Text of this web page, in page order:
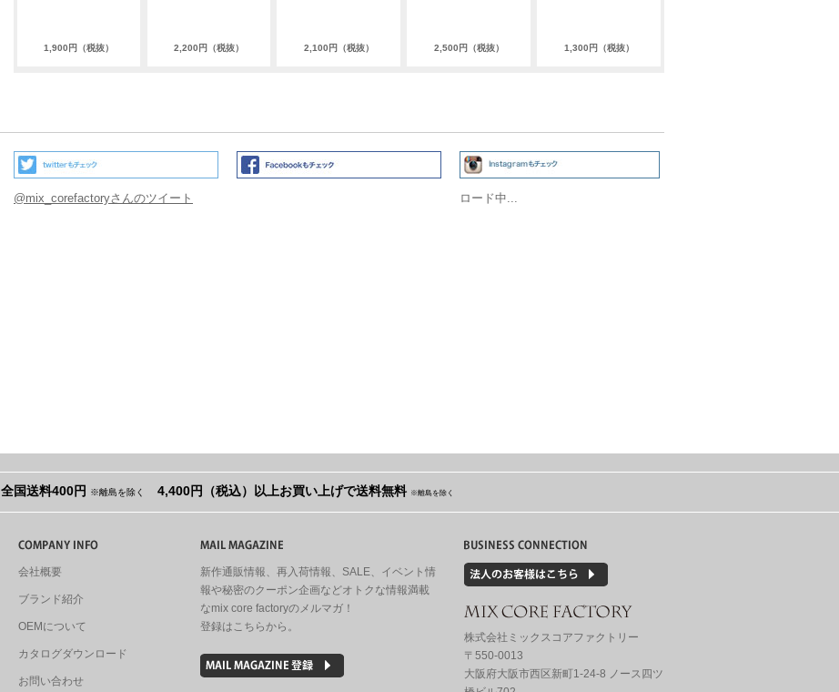
1,900円（税抜） 2,200円（税抜） 2,100円（税抜） 2,500円（税抜） 1,300円（税抜）
@mix_corefactoryさんのツイート ロード中...
全国送料400円 ※離島を除く 4,400円（税込）以上お買い上げで送料無料 ※離島を除く
会社概要
ブランド紹介
OEMについて
カタログダウンロード
お問い合わせ
新作通販情報、再入荷情報、SALE、イベント情
報や秘密のクーポン企画などオトクな情報満載
なmix core factoryのメルマガ！
登録はこちらから。
株式会社ミックスコアファクトリー
〒550-0013
大阪府大阪市西区新町1-24-8 ノース四ツ